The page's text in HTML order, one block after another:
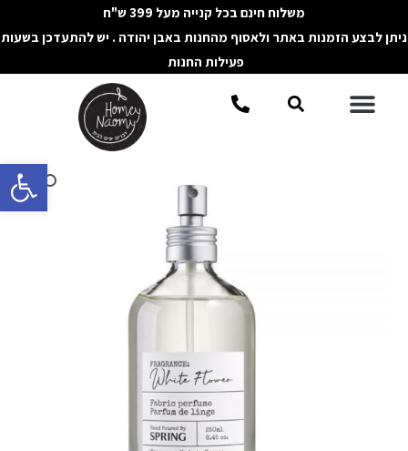
פתח
לתוכן
משלוח חינם בכל קנייה מעל 399 ש"ח
ניתן לבצע הזמנות באתר ולאסוף מהחנות באבן יהודה . יש להתעדכן בשעות
פעילות החנות
תפריטחיפוש